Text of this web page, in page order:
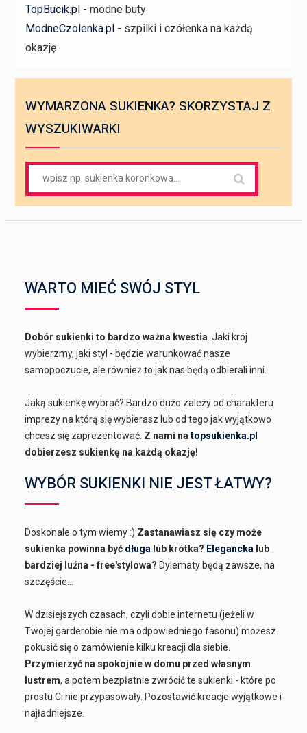
TopBucik.pl- modne buty
ModneCzolenka.pl- szpilki i czółenka na każdą
okazję
WYMARZONA SUKIENKA? SKORZYSTAJ Z
WYSZUKIWARKI
WARTO MIEĆ SWÓJ STYL
Dobór sukienki to bardzo ważna kwestia . Jaki krój
wybierzmy, jaki styl - będzie warunkować nasze
samopoczucie, ale również to jak nas będą odbierali inni.
Jaką sukienkę wybrać? Bardzo dużo zależy od charakteru
imprezy na którą się wybierasz lub od tego jak wyjątkowo
chcesz się zaprezentować. Z nami natopsukienka.pl
dobierzesz sukienkę na każdą okazję!
WYBÓR SUKIENKI NIE JEST ŁATWY?
Doskonale o tym wiemy :) Zastanawiasz się czy może
sukienka powinna być długa lub krótka? Elegancka lub
bardziej luźna - free'stylowa? Dylematy będą zawsze, na
szczęście...
W dzisiejszych czasach, czyli dobie internetu (jeżeli w
Twojej garderobie nie ma odpowiedniego fasonu) możesz
pokusić się o zamówienie kilku kreacji dla siebie.
Przymierzyć na spokojnie w domu przed własnym
lustrem, a potem bezpłatnie zwrócić te sukienki - które po
prostu Ci nie przypasowały. Pozostawić kreacje wyjątkowe i
najładniejsze.